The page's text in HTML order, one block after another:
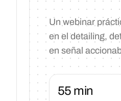
Un webinar
en el detailing,
en señal
55 min